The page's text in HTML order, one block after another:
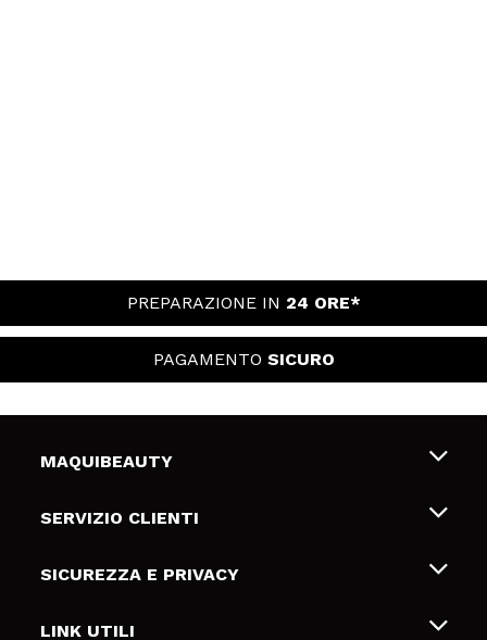
PREPARAZIONE IN 24 ORE*
PAGAMENTO SICURO
MAQUIBEAUTY
Chi siamo
Gift Cards
SERVIZIO CLIENTI
Spedizioni & Resi
Metodi di pagamamento
SICUREZZA E PRIVACY
Termini e condizioni
LINK UTILI